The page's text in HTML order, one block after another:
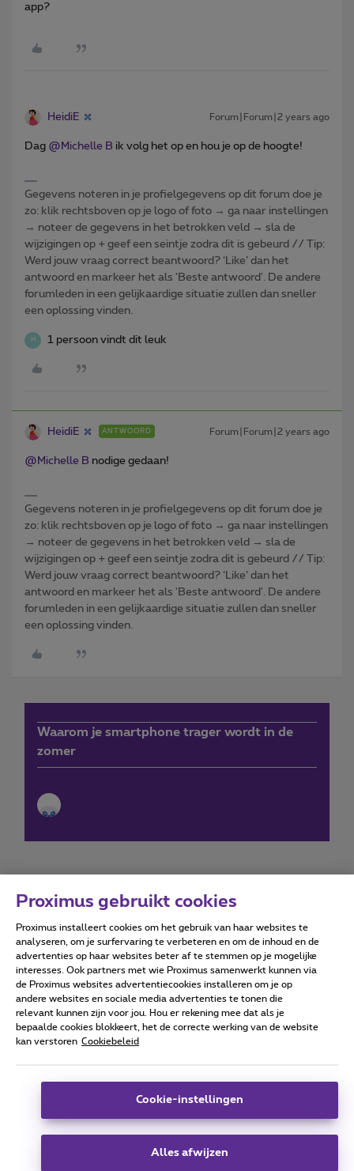
app?
HeidiE Forum|Forum|2 years ago
Dag @Michelle B ik volg het op en hou je op de hoogte!
Gegevens noteren in je profielgegevens op dit forum doe je
zo: klik rechtsboven op je logo of foto → ga naar instellingen
→ noteer de gegevens in het betrokken veld → sla de
wijzigingen op + geef een seintje zodra dit is gebeurd // Tip:
Werd jouw vraag correct beantwoord? ‘Like’ dan het
antwoord en markeer het als 'Beste antwoord'. De andere
forumleden in een gelijkaardige situatie zullen dan sneller
een oplossing vinden.
M 1 persoon vindt dit leuk
HeidiE ANTWOORD Forum|Forum|2 years ago
@Michelle B nodige gedaan!
Gegevens noteren in je profielgegevens op dit forum doe je
zo: klik rechtsboven op je logo of foto → ga naar instellingen
→ noteer de gegevens in het betrokken veld → sla de
wijzigingen op + geef een seintje zodra dit is gebeurd // Tip:
Werd jouw vraag correct beantwoord? ‘Like’ dan het
antwoord en markeer het als 'Beste antwoord'. De andere
forumleden in een gelijkaardige situatie zullen dan sneller
een oplossing vinden.
Waarom je smartphone trager wordt in de
zomer
Forumvoorwaarden Accessibility statement
Alle rechten voorbehouden. © Proximus
Algemene voorwaarden, consumenteninfo
Deze website is gecreëerd en wordt beheerd conform het
Koning Albert II-laan 27 - B-1030 Brussel.
Proximus gebruikt cookies
Proximus installeert cookies om het gebruik van haar websites te
analyseren, om je surfervaring te verbeteren en om de inhoud en de
advertenties op haar websites beter af te stemmen op je mogelijke
interesses. Ook partners met wie Proximus samenwerkt kunnen via
de Proximus websites advertentiecookies installeren om je op
andere websites en sociale media advertenties te tonen die
relevant kunnen zijn voor jou. Hou er rekening mee dat als je
bepaalde cookies blokkeert, het de correcte werking van de website
kan verstoren Cookiebeleid
Cookie-instellingen
Alles afwijzen